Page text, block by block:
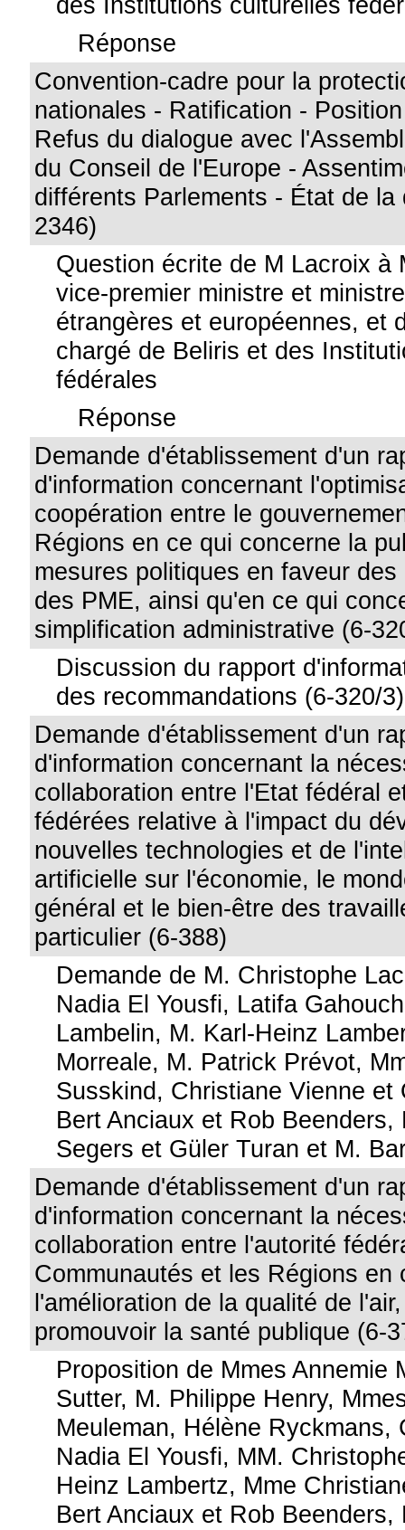
Réponse
Convention-cadre pour la
nationales - Ratification -
Refus du dialogue avec
du Conseil de l'Europe -
différents Parlements - État de la
2346)
Question écrite de M Lacroix à
vice-premier ministre et
étrangères et européennes, et
chargé de Beliris et des
fédérales
Réponse
Demande d'établissement d'un
d'information concernant
coopération entre le
Régions en ce qui concerne la
mesures politiques en faveur
des PME, ainsi qu'en ce qui
simplification administrative (6-
Discussion du rapport
des recommandations (6-320/3)
Demande d'établissement d'un
d'information concernant la
collaboration entre l'Etat fédéral
fédérées relative à l'impact du
nouvelles technologies et de
artificielle sur l'économie, le
général et le bien-être des
particulier (6-388)
Demande de M. Christophe
Nadia El Yousfi, Latifa
Lambelin, M. Karl-Heinz
Morreale, M. Patrick Prévot,
Susskind, Christiane Vienne et
Bert Anciaux et Rob Beenders,
Segers et Güler Turan et M.
Demande d'établissement d'un
d'information concernant la
collaboration entre l'autorité
Communautés et les Régions en
l'amélioration de la qualité de
promouvoir la santé publique (6-
Proposition de Mmes Annemie
Sutter, M. Philippe Henry,
Meuleman, Hélène Ryckmans,
Nadia El Yousfi, MM.
Heinz Lambertz, Mme
Bert Anciaux et Rob Beenders,